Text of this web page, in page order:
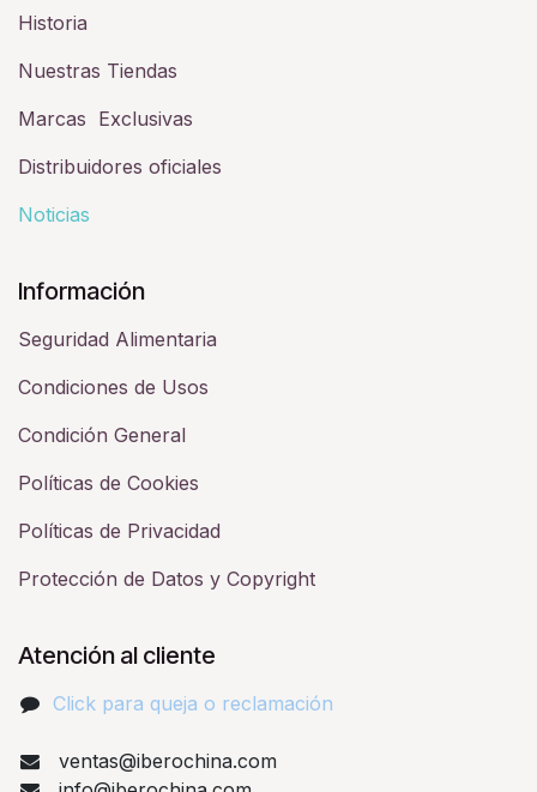
Historia​
Nuestras Tiendas
Marcas Exclusivas
Distribuidores oficiales
Noticias
Información
Seguridad Alimentaria
Condiciones de Usos
Condición General
Políticas de Cookies
Políticas de Privacidad
Protección de Datos y Copyright
Atención al cliente
Click para queja o reclamación​
ventas@iberochina.com